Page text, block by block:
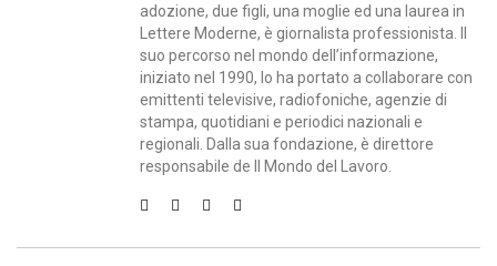
adozione, due figli, una moglie ed una laurea in
Lettere Moderne, è giornalista professionista. Il
suo percorso nel mondo dell’informazione,
iniziato nel 1990, lo ha portato a collaborare con
emittenti televisive, radiofoniche, agenzie di
stampa, quotidiani e periodici nazionali e
regionali. Dalla sua fondazione, è direttore
responsabile de Il Mondo del Lavoro.